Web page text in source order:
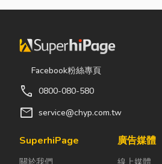
的融資方式，
賣出股票，就
能取得資金應
急，同時保留
的獲利空間。
依承作單位不
為證券公司的
具，但實際上
景上，其實差
性，還可能造
商品損壞。 這
Facebook粉絲專頁
call 0800-080-580
mail service@chyp.com.tw
SuperhiPage
關於我們
廣告媒體
線上媒體